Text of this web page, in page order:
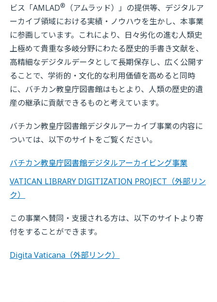
ビス「AMLAD®
（アムラッド）」の提供等、デジタルア
ーカイブ領域における実績・ノウハウを生かし、本事業
に参画しています。これにより、日々劣化の進む人類史
上極めて貴重な多岐分野にわたる歴史的手書き文献を、
高精細なデジタルデータとして長期保存し、広く公開す
ることで、学術的・文化的な利用価値を高めると同時
に、バチカン教皇庁図書館はもとより、人類の歴史的遺
産の継承に貢献できるものと考えています。
バチカン教皇庁図書館デジタルアーカイブ事業の内容に
ついては、以下のサイトをご覧ください。
バチカン教皇庁図書館デジタルアーカイビング事業
VATICAN LIBRARY DIGITIZATION PROJECT （外部リン
ク）
この事業へ賛同・支援される方は、以下のサイトより寄
付をすることができます。
Digita Vaticana （外部リンク）